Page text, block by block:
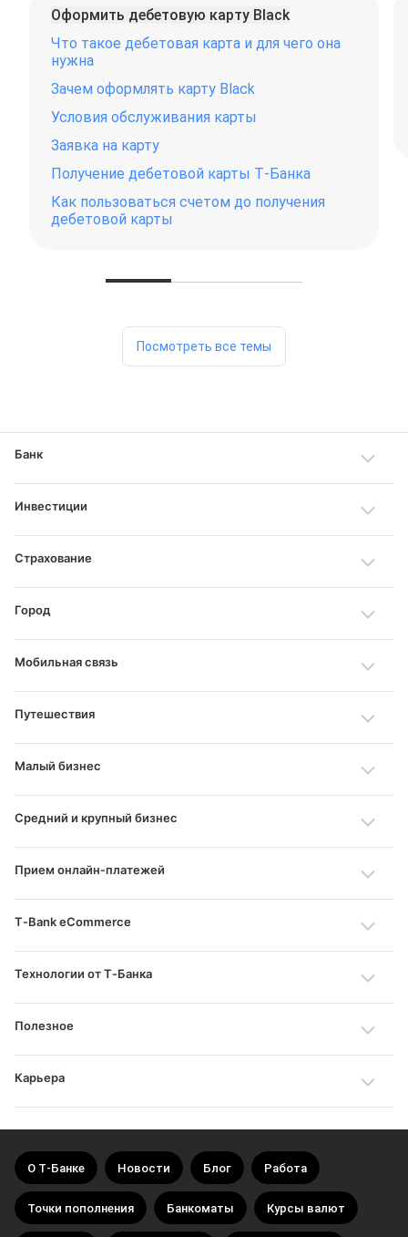
Оформить дебетовую карту Black
Что такое дебетовая карта и для чего она
нужна
Зачем оформлять карту Black
Условия обслуживания карты
Заявка на карту
Получение дебетовой карты Т‑Банка
Как пользоваться счетом до получения
дебетовой карты
Посмотреть все темы
Банк
Инвестиции
Страхование
Город
Мобильная связь
Путешествия
Малый бизнес
Средний и крупный бизнес
Прием онлайн‑платежей
T‑Bank eCommerce
Технологии от Т‑Банка
Полезное
Карьера
О Т‑Банке Новости Блог Работа
Точки пополнения Банкоматы Курсы валют